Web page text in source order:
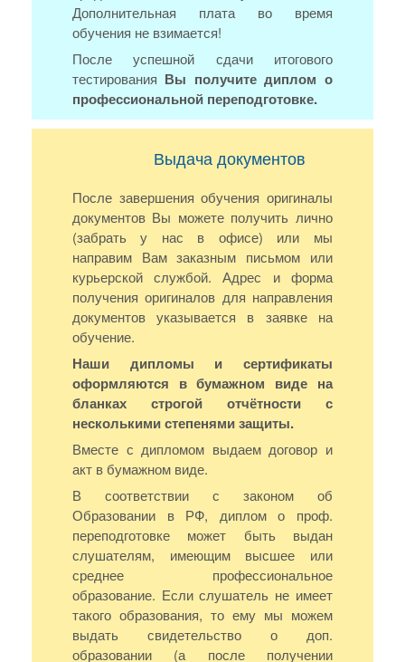
Дополнительная плата во время
обучения не взимается!
После успешной сдачи итогового
тестирования Вы получите диплом о
профессиональной переподготовке.
Выдача документов
После завершения обучения оригиналы
документов Вы можете получить лично
(забрать у нас в офисе) или мы
направим Вам заказным письмом или
курьерской службой. Адрес и форма
получения оригиналов для направления
документов указывается в заявке на
обучение.
Наши дипломы и сертификаты
оформляются в бумажном виде на
бланках строгой отчётности с
несколькими степенями защиты.
Вместе с дипломом выдаем договор и
акт в бумажном виде.
В соответствии с законом об
Образовании в РФ, диплом о проф.
переподготовке может быть выдан
слушателям, имеющим высшее или
среднее профессиональное
образование. Если слушатель не имеет
такого образования, то ему мы можем
выдать свидетельство о доп.
образовании (а после получении